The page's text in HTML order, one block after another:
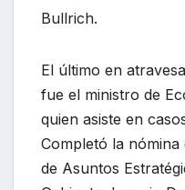
Bullrich.
El último en
fue el ministro de
quien asiste en
Completó la
de Asuntos